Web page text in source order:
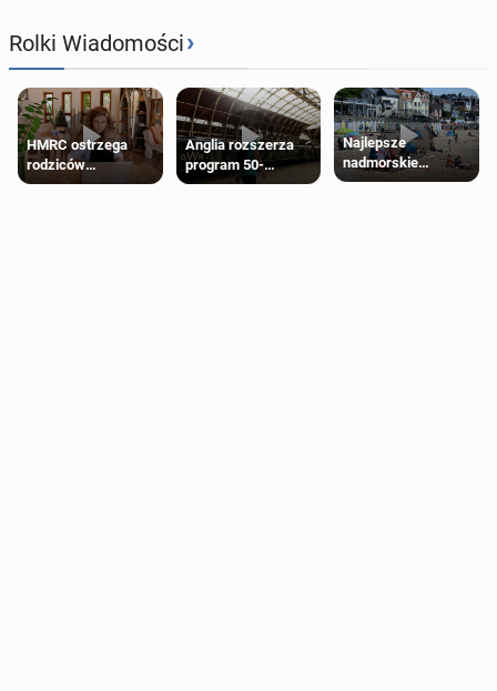
Rolki Wiadomości›
HMRC ostrzega
rodziców
pobierających Child
Anglia rozszerza
program 50-
procentowych
Najlepsze
nadmorskie
miasteczko blisko